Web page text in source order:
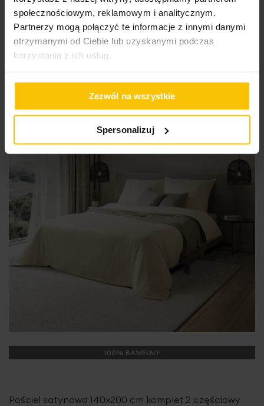
społecznościowym, reklamowym i analitycznym.
Partnerzy mogą połączyć te informacje z innymi danymi
otrzymanymi od Ciebie lub uzyskanymi podczas
korzystania z ich usług.
Zezwól na wszystkie
Spersonalizuj
Najniższa cena z 30 dni przed obniżką:160,40 zł
Cena regularna:160,40 zł
Dodaj do koszyka
100% BAWEŁNY
Pościel satynowa 140x200 cm komplet 2 częściowy